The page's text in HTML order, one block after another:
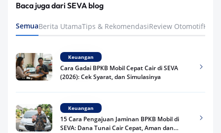
Baca juga dari SEVA blog
SemuaBerita UtamaTips & RekomendasiReview Otomotif
Keuangan
Cara Gadai BPKB Mobil Cepat Cair di SEVA
(2026): Cek Syarat, dan Simulasinya
Keuangan
15 Cara Pengajuan Jaminan BPKB Mobil di
SEVA: Dana Tunai Cair Cepat, Aman dan